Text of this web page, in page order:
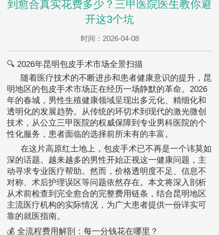
到愈合真实花费多少？三甲医院医生教你避
开这3个坑
时间：2026-04-08
🔍 2026年昆明包皮手术市场全景扫描
随着医疗技术的不断进步和患者健康意识的提升，昆
明地区的包皮手术市场正在经历一场静默的革命。2026
年的春城，男性生殖健康领域呈现出多元化、精细化和
透明化的发展趋势。从传统的环切术到现代的激光微创
技术，从公立三甲医院的权威保障到专业男科医院的个
性化服务，患者面临的选择前所未有的丰富。
在这片高原红土地上，包皮手术已不再是一个讳莫如
深的话题。越来越多的男性开始正视这一健康问题，主
动寻求专业医疗帮助。然而，价格透明度不足、信息不
对称、术后护理误区等问题依然存在。本文将深入剖析
从术前检查到完全愈合的完整费用链条，结合昆明地区
主流医疗机构的实际情况，为广大患者提供一份详实可
靠的就医指南。
💰 全流程费用解剖：每一分钱花在哪里？